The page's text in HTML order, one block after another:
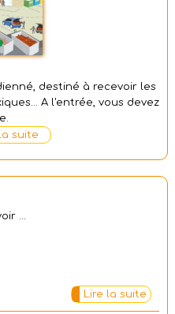
destiné à recevoir les
A l'entrée, vous devez
suite
...
Lire la suite